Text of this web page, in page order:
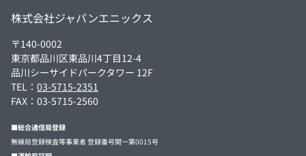
株式会社ジャパンエニックス
〒140-0002
東京都品川区東品川4丁目12-4
品川シーサイドパークタワー 12F
TEL： 03-5715-2351
FAX：03-5715-2560
■総合通信局登録
無線局登録検査等事業者 登録番号関一第0015号